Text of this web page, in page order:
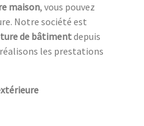
maison, vous pouvez
Notre société est
de bâtimentdepuis
les prestations